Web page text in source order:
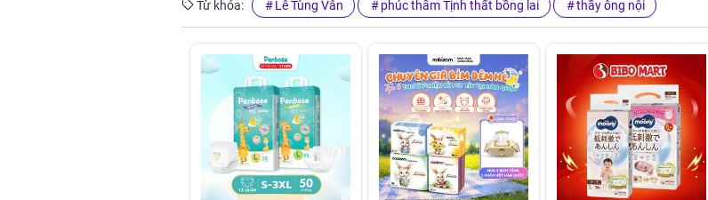
Từ khóa: Lê Tùng Vân phúc thẩm Tịnh thất bồng lai thầy ông nội